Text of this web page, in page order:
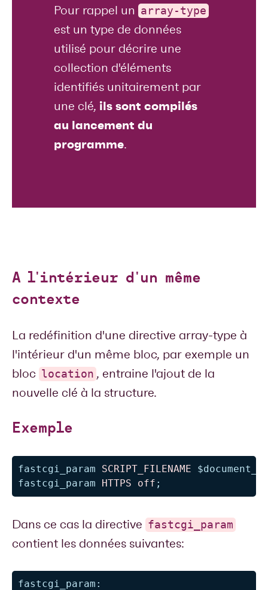
Pour rappel un array-type
est un type de données
utilisé pour décrire une
collection d'éléments
identifiés unitairement par
une clé, ils sont compilés
au lancement du
programme.
A l'intérieur d'un même
contexte
La redéfinition d'une directive array-type à
l'intérieur d'un même bloc, par exemple un
bloc location , entraine l'ajout de la
nouvelle clé à la structure.
Exemple
fastcgi_param SCRIPT_FILENAME
fastcgi_param HTTPS off ;
Dans ce cas la directive fastcgi_param
contient les données suivantes:
fastcgi_param :